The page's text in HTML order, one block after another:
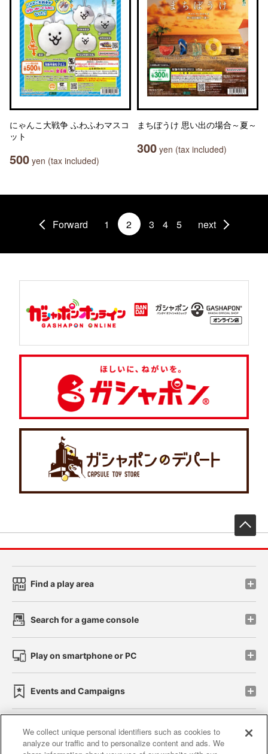
にゃんこ大戦争 ふわふわマスコ
ット
500 yen (tax included)
まちぼうけ 思い出の場合～夏～
300 yen (tax included)
Forward 1 2 3 4 5 next
Find a play area
Search for a game console
Play on smartphone or PC
Events and Campaigns
Affiliate Sustainability site policy privacy policy
We collect unique personal identifiers such as cookies to
analyze our traffic and to personalize content and ads. We